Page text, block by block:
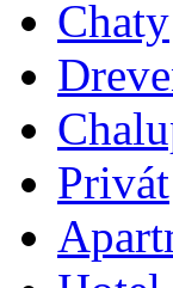
Chaty
Privát